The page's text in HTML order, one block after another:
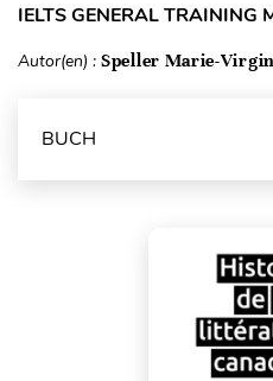
IELTS GENERAL TRAINING
Autor(en) : Speller Marie-
BUCH